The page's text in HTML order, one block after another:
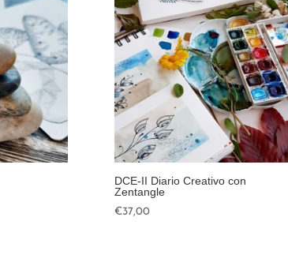
DCE-II Diario Creativo con
Zentangle
€37,00